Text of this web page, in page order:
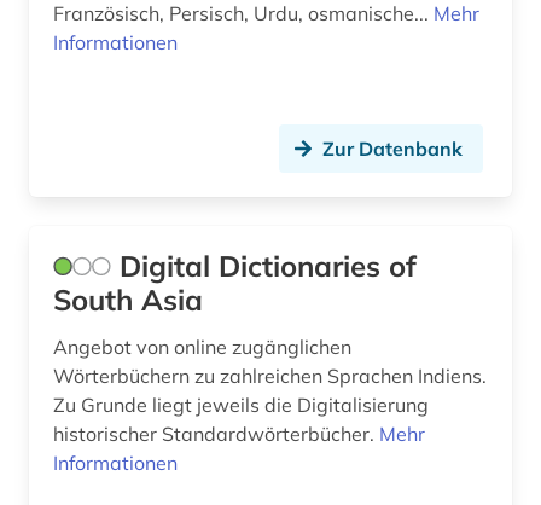
Französisch, Persisch, Urdu, osmanische... Mehr
Informationen
Zur Datenbank
Digital Dictionaries of
South Asia
Angebot von online zugänglichen
Wörterbüchern zu zahlreichen Sprachen Indiens.
Zu Grunde liegt jeweils die Digitalisierung
historischer Standardwörterbücher. Mehr
Informationen